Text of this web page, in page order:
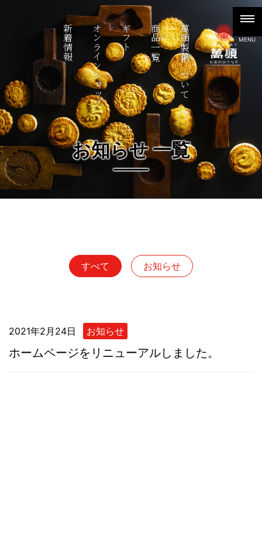
MENU
萬順製菓について
商品一覧
ギフト
オンラインショップ
新着情報
お知らせ 一覧
すべて お知らせ
2021年2月24日 お知らせ
ホームページをリニューアルしました。